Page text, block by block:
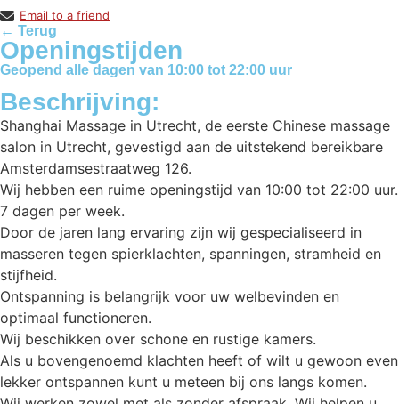
Email to a friend
← Terug
Openingstijden
Geopend alle dagen van 10:00 tot 22:00 uur
Beschrijving:
Shanghai Massage in Utrecht, de eerste Chinese massage
salon in Utrecht, gevestigd aan de uitstekend bereikbare
Amsterdamsestraatweg 126.
Wij hebben een ruime openingstijd van 10:00 tot 22:00 uur.
7 dagen per week.
Door de jaren lang ervaring zijn wij gespecialiseerd in
masseren tegen spierklachten, spanningen, stramheid en
stijfheid.
Ontspanning is belangrijk voor uw welbevinden en
optimaal functioneren.
Wij beschikken over schone en rustige kamers.
Als u bovengenoemd klachten heeft of wilt u gewoon even
lekker ontspannen kunt u meteen bij ons langs komen.